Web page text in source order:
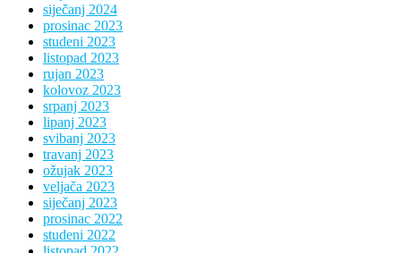
siječanj 2024
prosinac 2023
studeni 2023
listopad 2023
rujan 2023
kolovoz 2023
srpanj 2023
lipanj 2023
svibanj 2023
travanj 2023
ožujak 2023
veljača 2023
siječanj 2023
prosinac 2022
studeni 2022